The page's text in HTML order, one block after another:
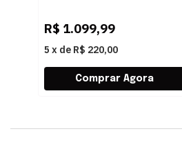
R$ 1.099,99
5 x de R$ 220,00